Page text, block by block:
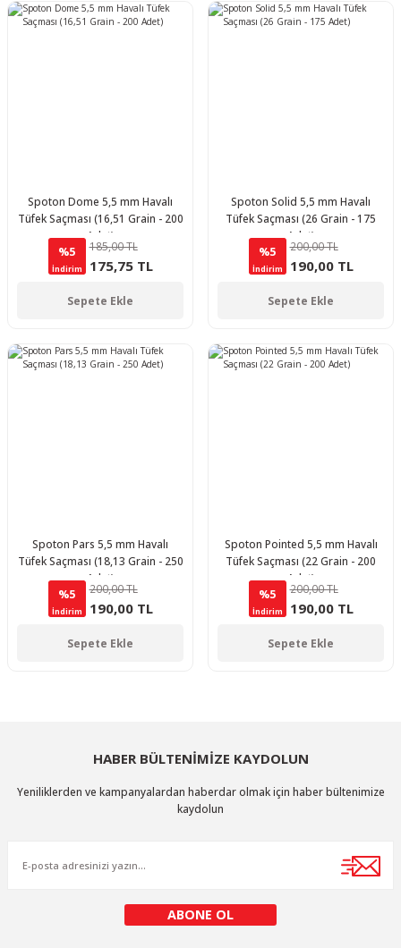
Spoton Dome 5,5 mm Havalı
Tüfek Saçması (16,51 Grain - 200
Adet)
%5
İndirim
185,00 TL
175,75 TL
Sepete Ekle
Spoton Solid 5,5 mm Havalı
Tüfek Saçması (26 Grain - 175
Adet)
%5
İndirim
200,00 TL
190,00 TL
Sepete Ekle
Spoton Pars 5,5 mm Havalı
Tüfek Saçması (18,13 Grain - 250
Adet)
%5
İndirim
200,00 TL
190,00 TL
Sepete Ekle
Spoton Pointed 5,5 mm Havalı
Tüfek Saçması (22 Grain - 200
Adet)
%5
İndirim
200,00 TL
190,00 TL
Sepete Ekle
HABER BÜLTENİMİZE KAYDOLUN
Yeniliklerden ve kampanyalardan haberdar olmak için haber bültenimize
kaydolun
ABONE OL